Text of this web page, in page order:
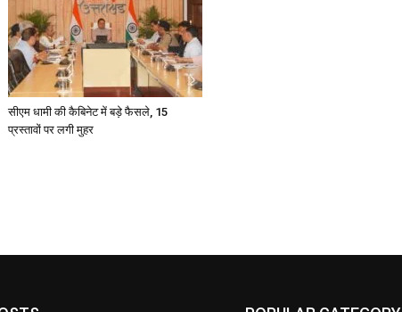
सीएम धामी की कैबिनेट में बड़े फैसले, 15
प्रस्तावों पर लगी मुहर